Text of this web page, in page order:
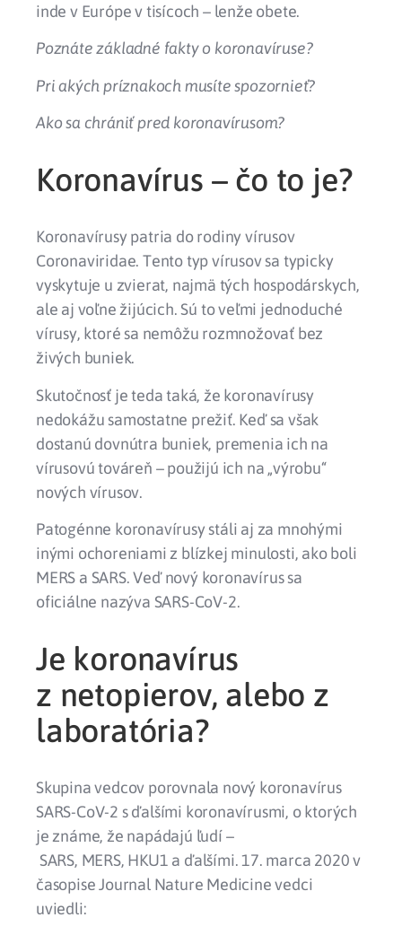
inde v Európe v tisícoch – lenže obete.
Poznáte základné fakty o koronavíruse?
Pri akých príznakoch musíte spozornieť?
Ako sa chrániť pred koronavírusom?
Koronavírus – čo to je?
Koronavírusy patria do rodiny vírusov
Coronaviridae. Tento typ vírusov sa typicky
vyskytuje u zvierat, najmä tých hospodárskych,
ale aj voľne žijúcich. Sú to veľmi jednoduché
vírusy, ktoré sa nemôžu rozmnožovať bez
živých buniek.
Skutočnosť je teda taká, že koronavírusy
nedokážu samostatne prežiť. Keď sa však
dostanú dovnútra buniek, premenia ich na
vírusovú továreň – použijú ich na „výrobu“
nových vírusov.
Patogénne koronavírusy stáli aj za mnohými
inými ochoreniami z blízkej minulosti, ako boli
MERS a SARS. Veď nový koronavírus sa
oficiálne nazýva SARS-CoV-2.
Je koronavírus
z netopierov, alebo z
laboratória?
Skupina vedcov porovnala nový koronavírus
SARS-CoV-2 s ďalšími koronavírusmi, o ktorých
je známe, že napádajú ľudí –
SARS, MERS, HKU1 a ďalšími. 17. marca 2020 v
časopise Journal Nature Medicine vedci
uviedli: